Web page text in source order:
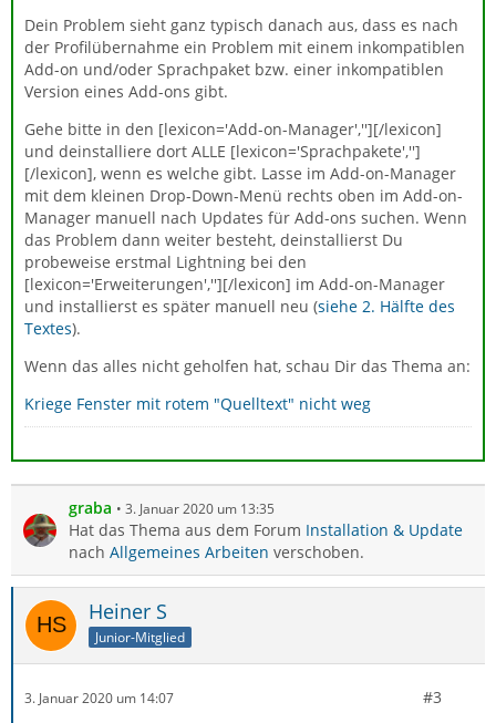
Dein Problem sieht ganz typisch danach aus, dass es nach
der Profilübernahme ein Problem mit einem inkompatiblen
Add-on und/oder Sprachpaket bzw. einer inkompatiblen
Version eines Add-ons gibt.
Gehe bitte in den [lexicon='Add-on-Manager',''][/lexicon]
und deinstalliere dort ALLE [lexicon='Sprachpakete','']
[/lexicon], wenn es welche gibt. Lasse im Add-on-Manager
mit dem kleinen Drop-Down-Menü rechts oben im Add-on-
Manager manuell nach Updates für Add-ons suchen. Wenn
das Problem dann weiter besteht, deinstallierst Du
probeweise erstmal Lightning bei den
[lexicon='Erweiterungen',''][/lexicon] im Add-on-Manager
und installierst es später manuell neu (siehe 2. Hälfte des
Textes).
Wenn das alles nicht geholfen hat, schau Dir das Thema an:
Kriege Fenster mit rotem "Quelltext" nicht weg
graba 3. Januar 2020 um 13:35
Hat das Thema aus dem Forum Installation & Update
nach Allgemeines Arbeiten verschoben.
Heiner S
Junior-Mitglied
3. Januar 2020 um 14:07 #3